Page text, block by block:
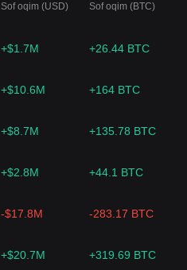
Sof oqim (USD) Sof oqim (BTC)
+$1.7M +26.44 BTC
+$10.6M +164 BTC
+$8.7M +135.78 BTC
+$2.8M +44.1 BTC
-$17.8M -283.17 BTC
+$20.7M +319.69 BTC